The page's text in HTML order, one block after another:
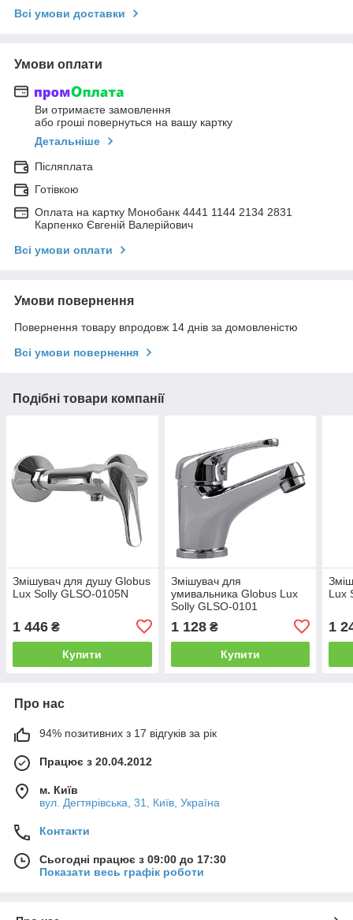
Всі умови доставки
Умови оплати
Ви отримаєте замовлення
або гроші повернуться на вашу картку
Детальніше
Післяплата
Готівкою
Оплата на картку Монобанк 4441 1144 2134 2831
Карпенко Євгеній Валерійович
Всі умови оплати
Умови повернення
Повернення товару впродовж 14 днів за домовленістю
Всі умови повернення
Подібні товари компанії
Змішувач для душу Globus
Lux Solly GLSO-0105N
1 446 ₴
Купити
Змішувач для
умивальника Globus Lux
Solly GLSO-0101
1 128₴
Купити
Lux
1
Про нас
94% позитивних з 17 відгуків за рік
Працює з 20.04.2012
м. Київ
вул. Дегтярівська, 31, Київ, Україна
Контакти
Сьогодні працює з 09:00 до 17:30
Показати весь графік роботи